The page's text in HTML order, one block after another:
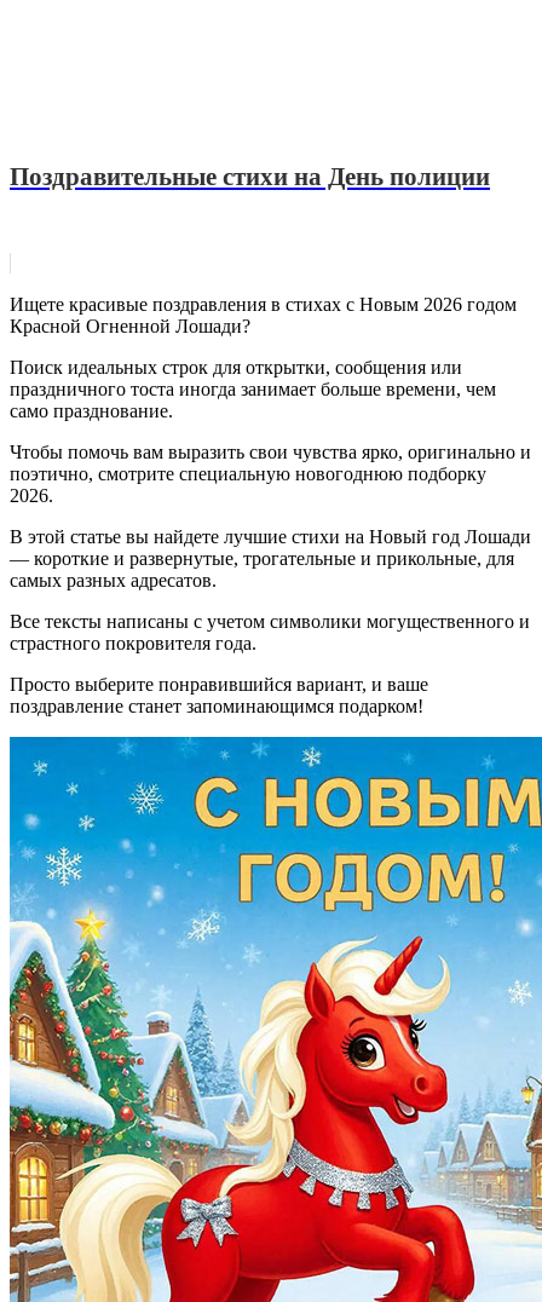
Поздравительные стихи на День полиции
Ищете красивые поздравления в стихах с Новым 2026 годом
Красной Огненной Лошади?
Поиск идеальных строк для открытки, сообщения или
праздничного тоста иногда занимает больше времени, чем
само празднование.
Чтобы помочь вам выразить свои чувства ярко, оригинально и
поэтично, смотрите специальную новогоднюю подборку
2026.
В этой статье вы найдете лучшие стихи на Новый год Лошади
— короткие и развернутые, трогательные и прикольные, для
самых разных адресатов.
Все тексты написаны с учетом символики могущественного и
страстного покровителя года.
Просто выберите понравившийся вариант, и ваше
поздравление станет запоминающимся подарком!